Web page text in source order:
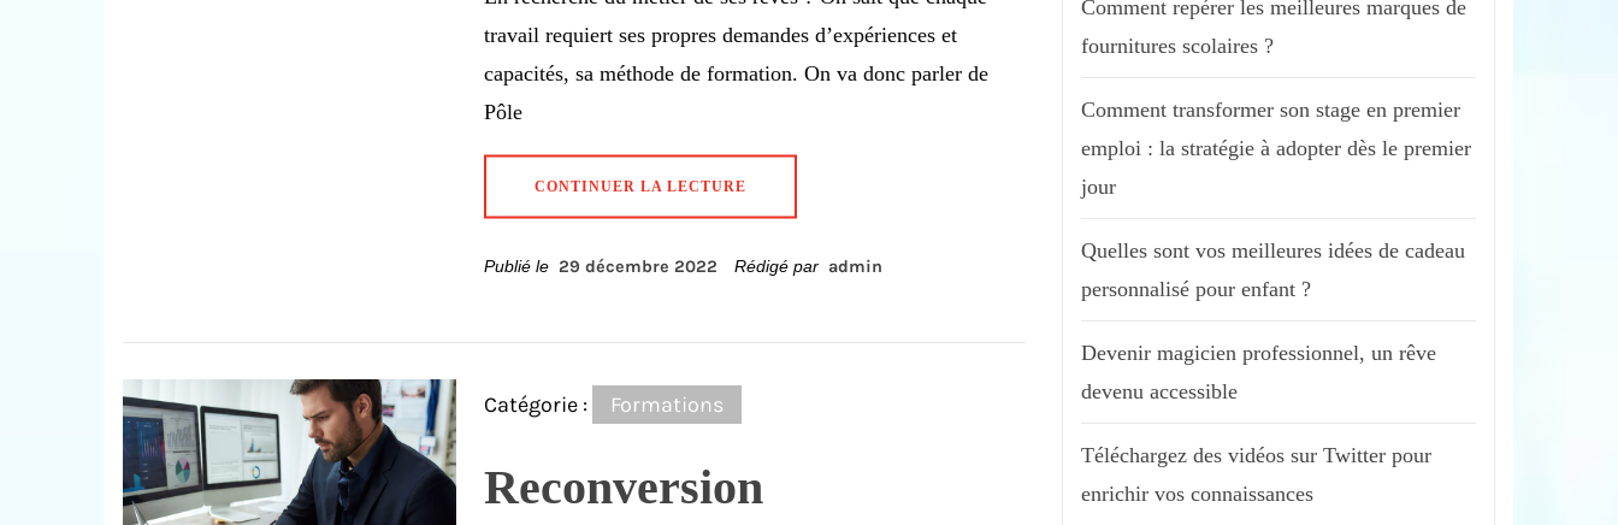
travail requiert ses propres demandes d’expériences et
capacités, sa méthode de formation. On va donc parler de
Pôle
CONTINUER LA LECTURE
Publié le 29 décembre 2022 Rédigé par admin
Catégorie : Formations
Reconversion
Comment repérer les meilleures marques de
fournitures scolaires ?
Comment transformer son stage en premier
emploi : la stratégie à adopter dès le premier
jour
Quelles sont vos meilleures idées de cadeau
personnalisé pour enfant ?
Devenir magicien professionnel, un rêve
devenu accessible
Téléchargez des vidéos sur Twitter pour
enrichir vos connaissances